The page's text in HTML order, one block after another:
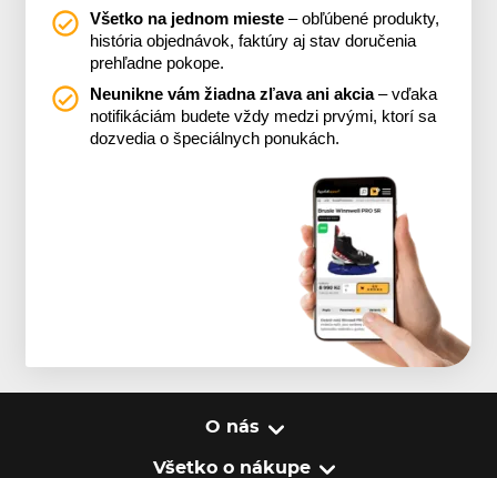
Všetko na jednom mieste – obľúbené produkty,
história objednávok, faktúry aj stav doručenia
prehľadne pokope.
Neunikne vám žiadna zľava ani akcia– vďaka
notifikáciám budete vždy medzi prvými, ktorí sa
dozvedia o špeciálnych ponukách.
O nás
Všetko o nákupe